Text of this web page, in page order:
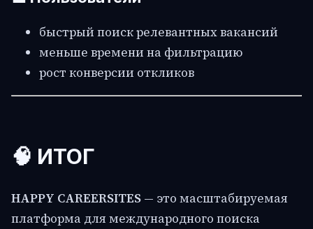
быстрый поиск релевантных вакансий
меньше времени на фильтрацию
рост конверсии откликов
🧠 ИТОГ
HAPPY CAREERSITES — это масштабируемая
платформа для международного поиска